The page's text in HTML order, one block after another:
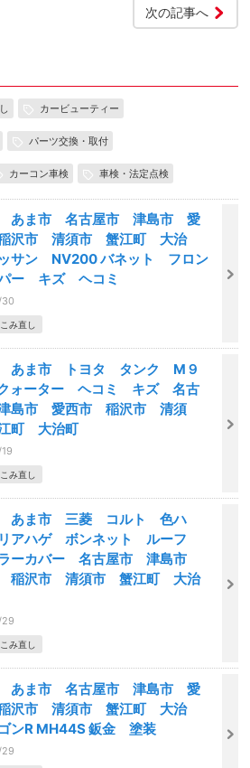
次の記事へ
カービューティー
パーツ交換・取付
カーコン車検 車検・法定点検
あま市 名古屋市 津島市 愛
沢市 清須市 蟹江町 大治
サン NV200 バネット フロン
パー キズ ヘコミ
み直し
あま市 トヨタ タンク M９
クォーター ヘコミ キズ 名古
島市 愛西市 稲沢市 清須
町 大治町
み直し
あま市 三菱 コルト 色ハ
アハゲ ボンネット ルーフ
ラーカバー 名古屋市 津島市
稲沢市 清須市 蟹江町 大治
み直し
あま市 名古屋市 津島市 愛
沢市 清須市 蟹江町 大治
ンR MH44S 鈑金 塗装